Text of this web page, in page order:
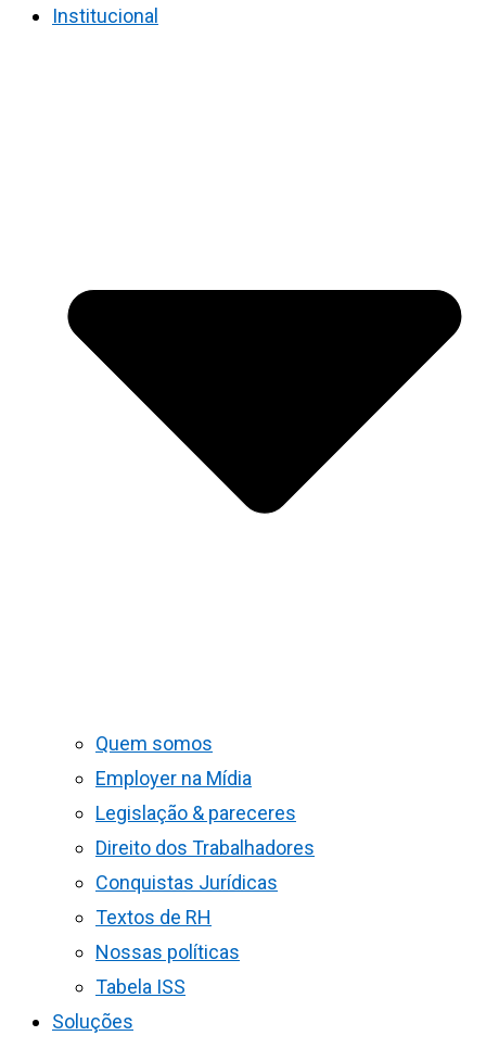
Institucional
Quem somos
Employer na Mídia
Legislação & pareceres
Direito dos Trabalhadores
Conquistas Jurídicas
Textos de RH
Nossas políticas
Tabela ISS
Soluções